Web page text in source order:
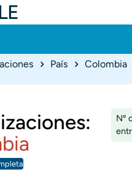
País Colombia
Nº